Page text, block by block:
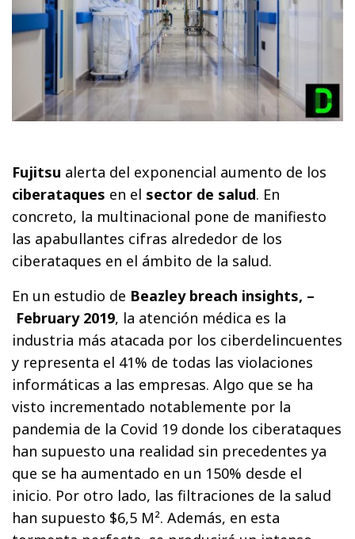
Fujitsu alerta del exponencial aumento de los
ciberataques en el sector de salud. En
concreto, la multinacional pone de manifiesto
las apabullantes cifras alrededor de los
ciberataques en el ámbito de la salud.
En un estudio de Beazley breach insights, –
February 2019, la atención médica es la
industria más atacada por los ciberdelincuentes
y representa el 41% de todas las violaciones
informáticas a las empresas. Algo que se ha
visto incrementado notablemente por la
pandemia de la Covid 19 donde los ciberataques
han supuesto una realidad sin precedentes ya
que se ha aumentado en un 150% desde el
inicio. Por otro lado, las filtraciones de la salud
han supuesto $6,5 M². Además, en esta